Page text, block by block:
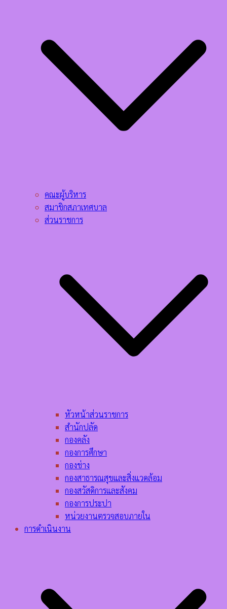
คณะผู้บริหาร
สมาชิกสภาเทศบาล
ส่วนราชการ
หัวหน้าส่วนราชการ
สำนักปลัด
กองคลัง
กองการศึกษา
กองช่าง
กองสาธารณสุขและสิ่งแวดล้อม
กองสวัสดิการและสังคม
กองการประปา
หน่วยงานตรวจสอบภายใน
การดำเนินงาน